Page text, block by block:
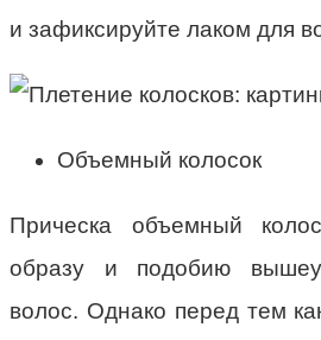
и зафиксируйте лаком для
Объемный колосок
Прическа объемный
образу и подобию
волос. Однако перед тем